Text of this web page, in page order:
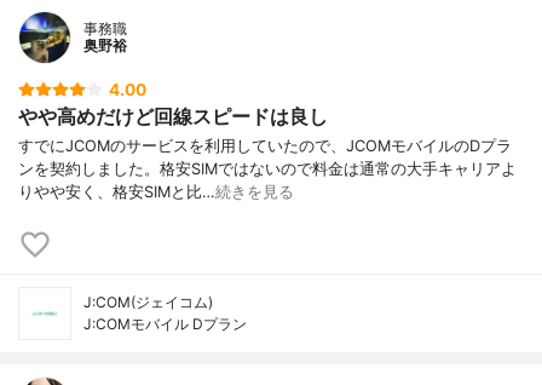
事務職
奥野裕
4.00
やや高めだけど回線スピードは良し
すでにJCOMのサービスを利用していたので、JCOMモバイルのDプラ
ンを契約しました。格安SIMではないので料金は通常の大手キャリアよ
りやや安く、格安SIMと比…続きを見る
J:COM(ジェイコム)
J:COMモバイル Dプラン